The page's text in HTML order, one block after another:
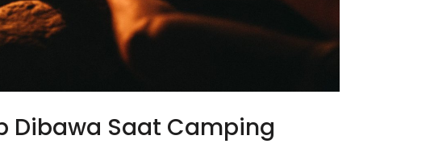
Dibawa Saat Camping